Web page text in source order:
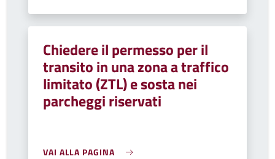
Chiedere il permesso per il
transito in una zona a traffico
limitato (ZTL) e sosta nei
parcheggi riservati
VAI ALLA PAGINA